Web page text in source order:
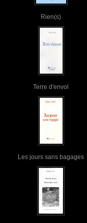
Rien(s)
Terre d'envol
Les jours sans bagages